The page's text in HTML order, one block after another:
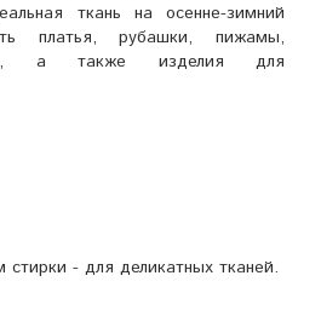
ткань на осенне-зимний
платья, рубашки, пижамы,
а также изделия для
- для деликатных тканей.